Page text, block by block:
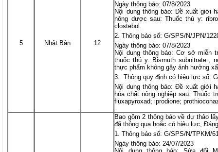
5 Nhật Bản 12
Ngày thông báo: 07/8/2023
Nội dung thông báo: Đề xuất giới
nông dược sau: Thuốc thú y:
clostebol.
Thông báo số: G/SPS/N/JPN/
Ngày thông báo: 07/8/2023
Nội dung thông báo: Cơ sở
thuốc thú y: Bismuth subnitrate ;
thực phẩm không gây ảnh hưởng
Thông quy định có hiệu lực số:
Nội dung thông báo: Đề xuất giới
hóa chất nông nghiệp sau: Thuốc
fluxapyroxad; iprodione;
Bao gồm 2 thông báo về dự thảo
đã thông qua hoặc có hiệu lực,
Thông báo số: G/SPS/N/TPKM/
Ngày thông báo: 24/07/2023